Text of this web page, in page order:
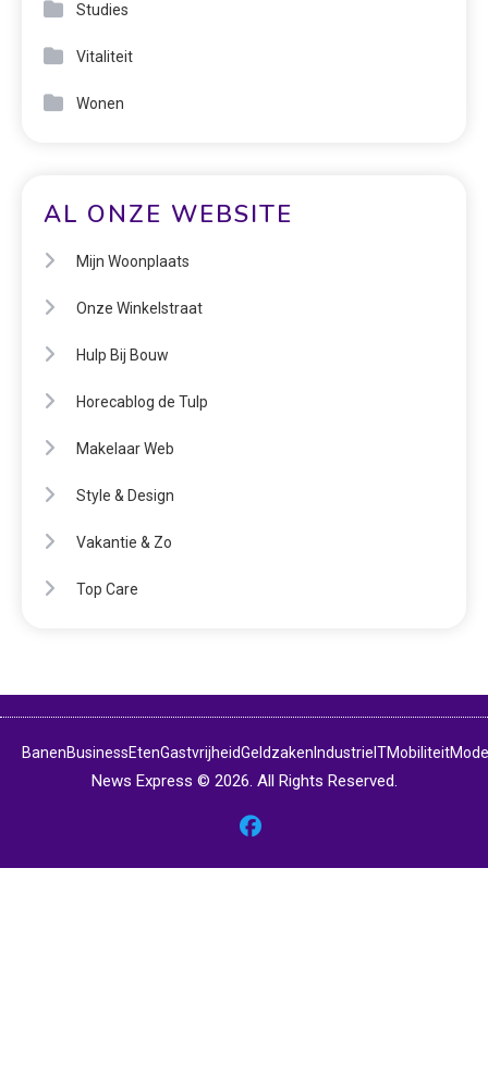
Studies
Vitaliteit
Wonen
AL ONZE WEBSITE
Mijn Woonplaats
Onze Winkelstraat
Hulp Bij Bouw
Horecablog de Tulp
Makelaar Web
Style & Design
Vakantie & Zo
Top Care
BanenBusinessEtenGastvrijheidGeldzaken Industrie ITMobiliteitMode
News Express © 2026. All Rights Reserved.